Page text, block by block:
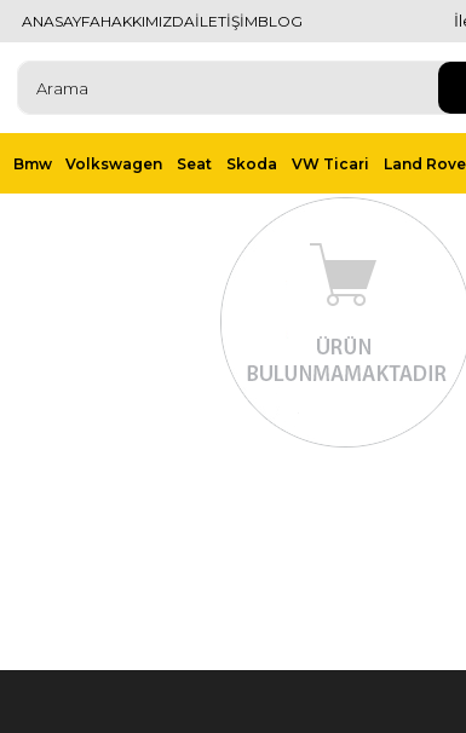
ANASAYFAHAKKIMIZDAİLETİŞİMBLOG
Bmw Volkswagen Seat Skoda VW Ticari Land